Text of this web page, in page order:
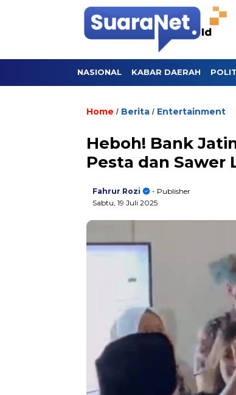
NASIONAL KABAR DAERAH
Home / Berita / Entertainment
Heboh! Bank
Pesta dan Sawer
Fahrur Rozi
- Publisher
Sabtu, 19 Juli 2025